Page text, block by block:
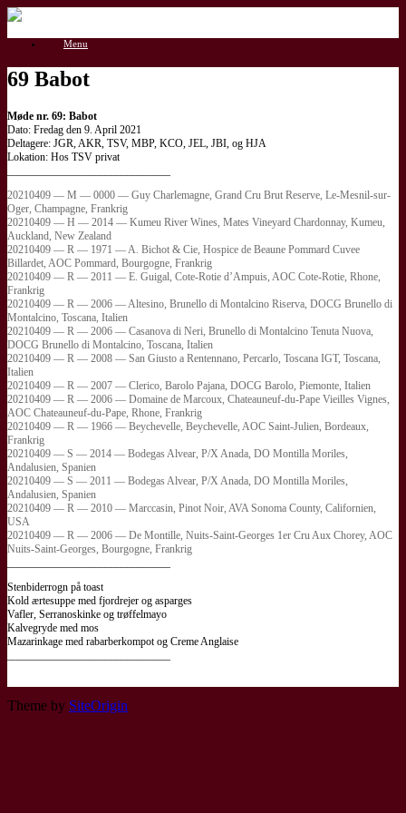
Gå
indhold
Menu
69 Babot
Møde nr. 69: Babot
Dato: Fredag den 9. April 2021
Deltagere: JGR, AKR, TSV, MBP, KCO, JEL, JBI, og HJA
Lokation: Hos TSV privat
20210409 — M — 0000 — Guy Charlemagne, Grand Cru Brut Reserve, Le-Mesnil-sur-
Oger, Champagne, Frankrig
20210409 — H — 2014 — Kumeu River Wines, Mates Vineyard Chardonnay, Kumeu,
Auckland, New Zealand
20210409 — R — 1971 — A. Bichot & Cie, Hospice de Beaune Pommard Cuvee
Billardet, AOC Pommard, Bourgogne, Frankrig
20210409 — R — 2011 — E. Guigal, Cote-Rotie d’Ampuis, AOC Cote-Rotie, Rhone,
Frankrig
20210409 — R — 2006 — Altesino, Brunello di Montalcino Riserva, DOCG Brunello di
Montalcino, Toscana, Italien
20210409 — R — 2006 — Casanova di Neri, Brunello di Montalcino Tenuta Nuova,
DOCG Brunello di Montalcino, Toscana, Italien
20210409 — R — 2008 — San Giusto a Rentennano, Percarlo, Toscana IGT, Toscana,
Italien
20210409 — R — 2007 — Clerico, Barolo Pajana, DOCG Barolo, Piemonte, Italien
20210409 — R — 2006 — Domaine de Marcoux, Chateauneuf-du-Pape Vieilles Vignes,
AOC Chateauneuf-du-Pape, Rhone, Frankrig
20210409 — R — 1966 — Beychevelle, Beychevelle, AOC Saint-Julien, Bordeaux,
Frankrig
20210409 — S — 2014 — Bodegas Alvear, P/X Anada, DO Montilla Moriles,
Andalusien, Spanien
20210409 — S — 2011 — Bodegas Alvear, P/X Anada, DO Montilla Moriles,
Andalusien, Spanien
20210409 — R — 2010 — Marccasin, Pinot Noir, AVA Sonoma County, Californien,
USA
20210409 — R — 2006 — De Montille, Nuits-Saint-Georges 1er Cru Aux Chorey, AOC
Nuits-Saint-Georges, Bourgogne, Frankrig
Stenbiderrogn på toast
Kold ærtesuppe med fjordrejer og asparges
Vafler, Serranoskinke og trøffelmayo
Kalvegryde med mos
Mazarinkage med rabarberkompot og Creme Anglaise
Theme by SiteOrigin